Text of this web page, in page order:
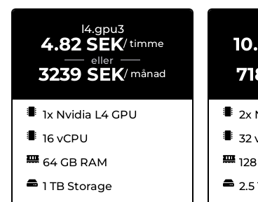
l4.gpu3
4.82 SEK/ timme
eller
3239 SEK/ månad
1x Nvidia L4 GPU
16 vCPU
64 GB RAM
1 TB Storage
2x
32
2.5